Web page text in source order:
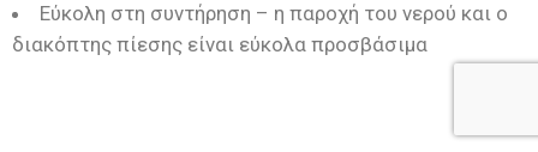
Εύκολη στη συντήρηση – η παροχή του νερού και ο
διακόπτης πίεσης είναι εύκολα προσβάσιμα